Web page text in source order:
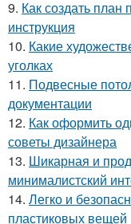
9. Как создать
инструкция
10. Какие
уголках
11. Подвесные
документации
12. Как оформить
советы дизайнера
13. Шикарная и
минималистский
14. Легко и
пластиковых вещей